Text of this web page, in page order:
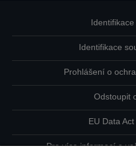
Identifikace
Prohlášení o
Odstoupit
EU Data
Pro více informací o